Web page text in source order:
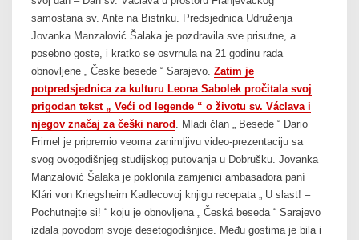
samostana sv. Ante na Bistriku. Predsjednica Udruženja
Jovanka Manzalović Šalaka je pozdravila sve prisutne, a
posebno goste, i kratko se osvrnula na 21 godinu rada
obnovljene „ Česke besede “ Sarajevo. Zatim je
potpredsjednica za kulturu Leona Sabolek pročitala svoj
prigodan tekst „ Veći od legende “ o životu sv. Václava i
njegov značaj za češki narod . Mladi član „ Besede “ Dario
Frimel je pripremio veoma zanimljivu video-prezentaciju sa
svog ovogodišnjeg studijskog putovanja u Dobrušku. Jovanka
Manzalović Šalaka je poklonila zamjenici ambasadora paní
Klári von Kriegsheim Kadlecovoj knjigu recepata „ U slast! –
Pochutnejte si! “ koju je obnovljena „ Česká beseda “ Sarajevo
izdala povodom svoje desetogodišnjice. Među gostima je bila i